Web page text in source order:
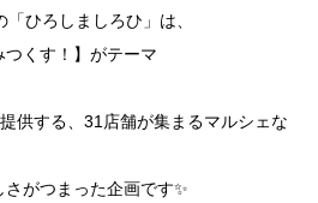
ひろしましろひ」は、
つくす！】がテーマ
供する、31店舗が集まるマルシェな
がつまった企画です✨